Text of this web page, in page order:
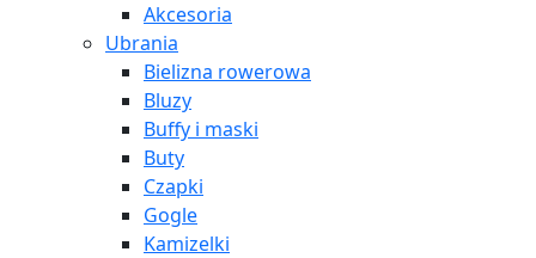
Akcesoria
Ubrania
Bielizna rowerowa
Bluzy
Buffy i maski
Buty
Czapki
Gogle
Kamizelki